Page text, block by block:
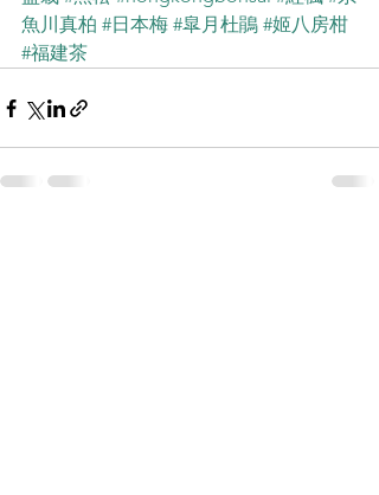
魚川真柏 #日本梅 #皐月杜鵑 #姬八房柑
#福建茶